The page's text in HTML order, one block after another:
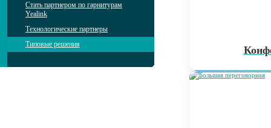
Стать партнером по гарнитурам
Yealink
Технологические партнеры
Типовые решения